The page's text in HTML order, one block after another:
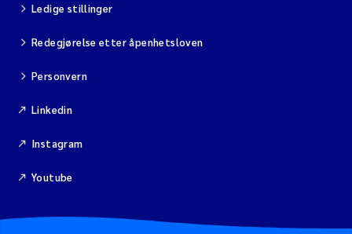
Ledige stillinger
Redegjørelse etter åpenhetsloven
Personvern
Linkedin
Instagram
Youtube